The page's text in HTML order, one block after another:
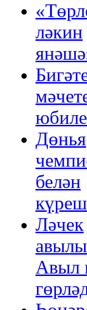
ләкин
Дөнья
белән
Ләчек
Авыл